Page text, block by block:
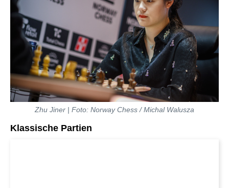
Zhu Jiner | Foto: Norway Chess / Michal Walusza
Klassische Partien